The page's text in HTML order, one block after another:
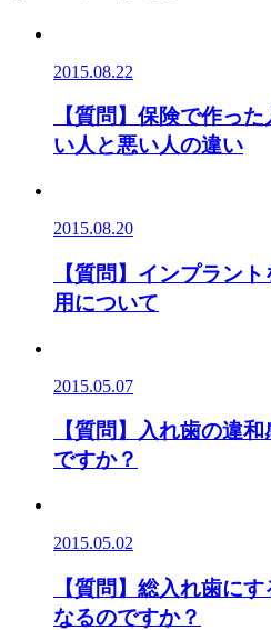
2015.08.22
【質問】保険で作っ
い人と悪い人の違い
2015.08.20
【質問】インプラン
用について
2015.05.07
【質問】入れ歯の違
ですか？
2015.05.02
【質問】総入れ歯に
なるのですか？